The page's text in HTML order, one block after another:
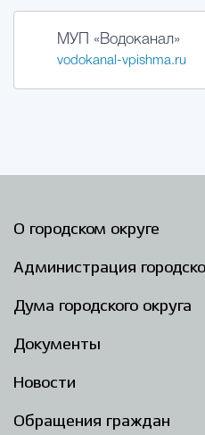
МУП «Водоканал»
vodokanal-vpishma.ru
О городском округе
Администрация
Дума городского округа
Документы
Новости
Обращения граждан